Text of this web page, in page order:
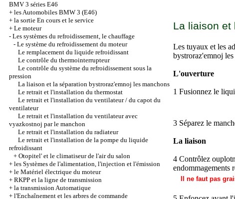
BMV 3 séries Е46
+ les Automobiles BMW 3 (Е46)
+ la sortie En cours et le service
+ Le moteur
- Les systèmes du refroidissement, le chauffage
- Le système du refroidissement du moteur
Le remplacement du liquide refroidissant
Le contrôle du thermointerrupteur
Le contrôle du système du refroidissement sous la
pression
La liaison et la séparation bystroraz'emnoj les manchons
Le retrait et l'installation du thermostat
Le retrait et l'installation du ventilateur / du capot du
ventilateur
Le retrait et l'installation du ventilateur avec
vyazkostnoj par le manchon
Le retrait et l'installation du radiateur
Le retrait et l'installation de la pompe du liquide
refroidissant
+ Otopitel' et le climatiseur de l'air du salon
+ les Systèmes de l'alimentation, l'injection et l'émission
+ le Matériel électrique du moteur
+ RKPP et la ligne de transmission
+ la transmission Automatique
+ l'Enchaînement et les arbres de commande
La liaison et
Les tuyaux et les
bystroraz'emnoj
L'ouverture
1 Fusionnez le
3 Séparez le
La liaison
4 Contrôlez
endommagements
Il ne faut pas